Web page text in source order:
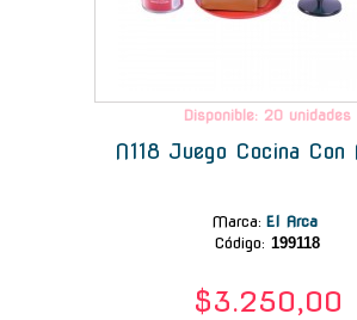
Disponible: 20 unidades
N118 Juego Cocina Con
Marca: El Arca
Código: 199118
$3.250,00